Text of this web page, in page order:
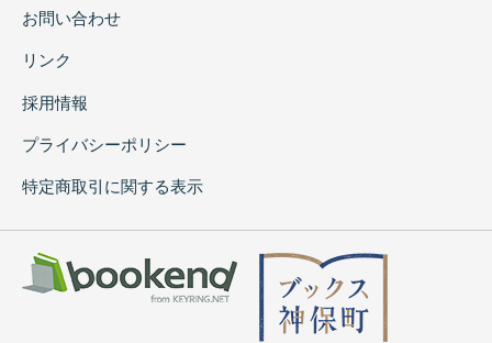
お問い合わせ
リンク
採用情報
プライバシーポリシー
特定商取引に関する表示